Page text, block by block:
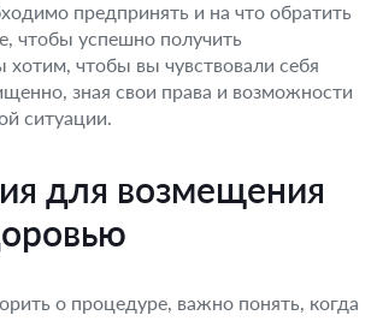
предпринять и на что обратить
чтобы успешно получить
чтобы вы чувствовали себя
зная свои права и возможности
ситуации.
для возмещения
о процедуре, важно понять, когда